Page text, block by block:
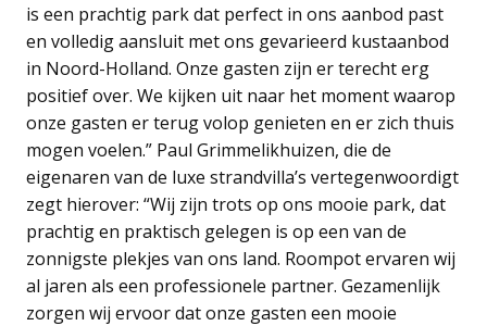
is een prachtig park dat perfect in ons aanbod past
en volledig aansluit met ons gevarieerd kustaanbod
in Noord-Holland. Onze gasten zijn er terecht erg
positief over. We kijken uit naar het moment waarop
onze gasten er terug volop genieten en er zich thuis
mogen voelen.” Paul Grimmelikhuizen, die de
eigenaren van de luxe strandvilla’s vertegenwoordigt
zegt hierover: “Wij zijn trots op ons mooie park, dat
prachtig en praktisch gelegen is op een van de
zonnigste plekjes van ons land. Roompot ervaren wij
al jaren als een professionele partner. Gezamenlijk
zorgen wij ervoor dat onze gasten een mooie